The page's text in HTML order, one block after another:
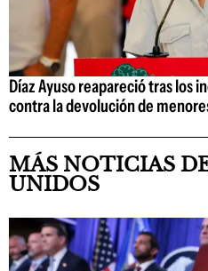
Díaz Ayuso reapareció tras los
contra la devolución de
MÁS NOTICIAS
UNIDOS